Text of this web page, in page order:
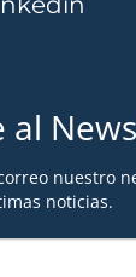
al
nuestro
noticias.